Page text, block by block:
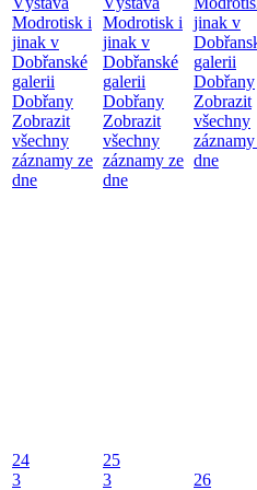
Modrotisk i
jinak v
Dobřanské
galerii
Dobřany
Zobrazit
všechny
záznamy ze
dne
Modrotisk i
jinak v
Dobřanské
galerii
Dobřany
Zobrazit
všechny
záznamy ze
dne
jinak v
galerii
Dobřany
Zobrazit
všechny
dne
24
3
25
3
26